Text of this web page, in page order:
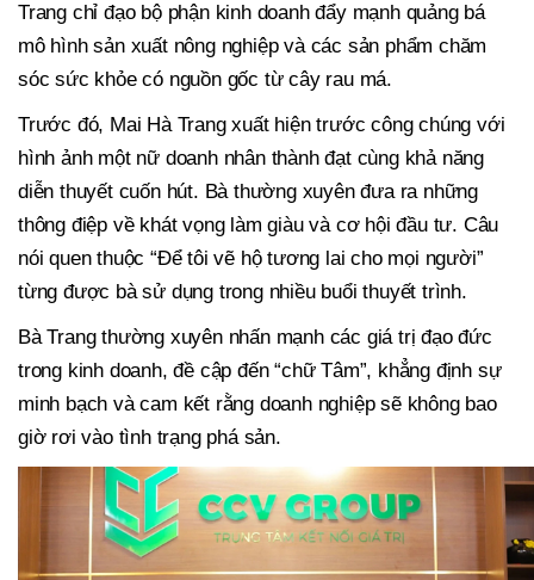
Trang chỉ đạo bộ phận kinh doanh đẩy mạnh quảng bá
mô hình sản xuất nông nghiệp và các sản phẩm chăm
sóc sức khỏe có nguồn gốc từ cây rau má.
Trước đó, Mai Hà Trang xuất hiện trước công chúng với
hình ảnh một nữ doanh nhân thành đạt cùng khả năng
diễn thuyết cuốn hút. Bà thường xuyên đưa ra những
thông điệp về khát vọng làm giàu và cơ hội đầu tư. Câu
nói quen thuộc “Để tôi vẽ hộ tương lai cho mọi người”
từng được bà sử dụng trong nhiều buổi thuyết trình.
Bà Trang thường xuyên nhấn mạnh các giá trị đạo đức
trong kinh doanh, đề cập đến “chữ Tâm”, khẳng định sự
minh bạch và cam kết rằng doanh nghiệp sẽ không bao
giờ rơi vào tình trạng phá sản.